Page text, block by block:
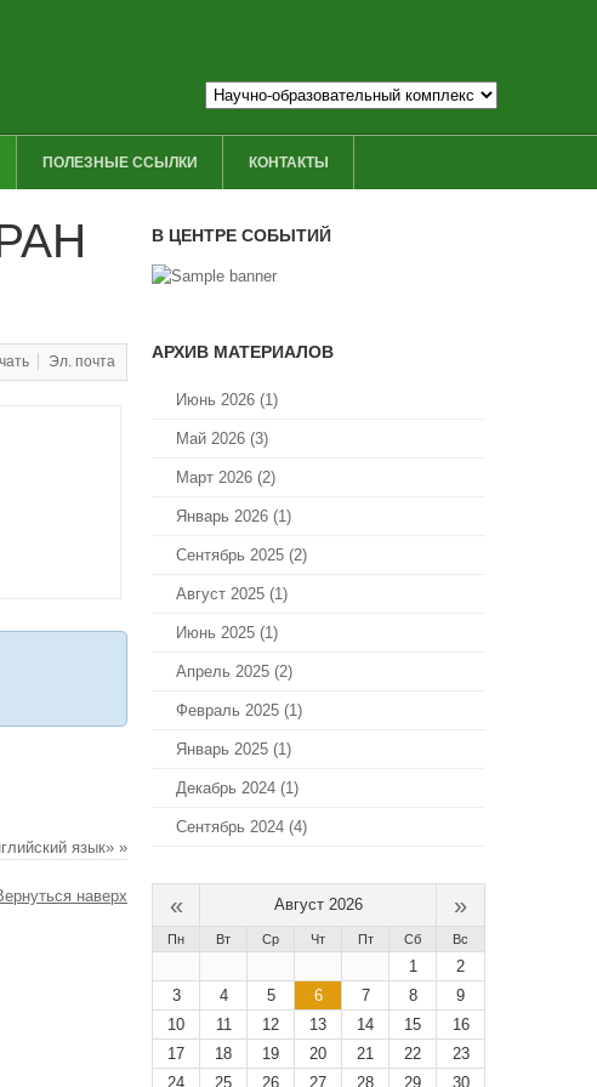
ПОЛЕЗНЫЕ ССЫЛКИ КОНТАКТЫ
Эл. почта
язык» »
наверх
В ЦЕНТРЕ СОБЫТИЙ
АРХИВ МАТЕРИАЛОВ
Июнь 2026 (1)
Май 2026 (3)
Март 2026 (2)
Январь 2026 (1)
Сентябрь 2025 (2)
Август 2025 (1)
Июнь 2025 (1)
Апрель 2025 (2)
Февраль 2025 (1)
Январь 2025 (1)
Декабрь 2024 (1)
Сентябрь 2024 (4)
« Август 2026 »
Пн Вт Ср Чт Пт Сб Вс
1
2
3
4 5 6 7 8
9
10
11 12 13 14 15
16
17
18 19 20 21 22
23
24
25 26 27 28 29 30